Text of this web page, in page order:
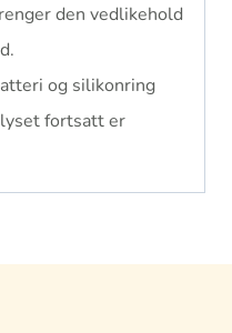
den vedlikehold
og silikonring
fortsatt er